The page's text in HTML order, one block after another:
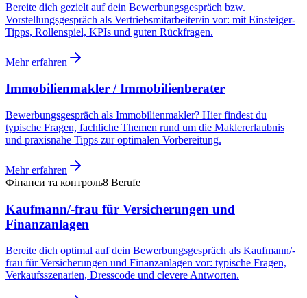
Bereite dich gezielt auf dein Bewerbungsgespräch bzw.
Vorstellungsgespräch als Vertriebsmitarbeiter/in vor: mit Einsteiger-
Tipps, Rollenspiel, KPIs und guten Rückfragen.
Mehr erfahren
Immobilienmakler / Immobilienberater
Bewerbungsgespräch als Immobilienmakler? Hier findest du
typische Fragen, fachliche Themen rund um die Maklererlaubnis
und praxisnahe Tipps zur optimalen Vorbereitung.
Mehr erfahren
Фінанси та контроль8 Berufe
Kaufmann/-frau für Versicherungen und
Finanzanlagen
Bereite dich optimal auf dein Bewerbungsgespräch als Kaufmann/-
frau für Versicherungen und Finanzanlagen vor: typische Fragen,
Verkaufsszenarien, Dresscode und clevere Antworten.